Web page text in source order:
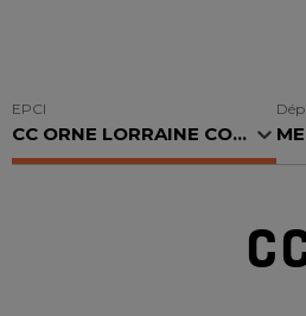
EPCI
CC ORNE LORRAINE CO...